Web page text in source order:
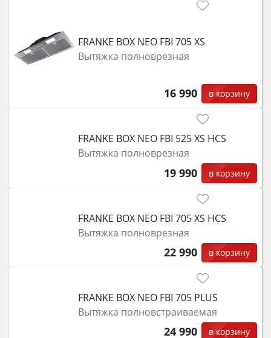
FRANKE BOX NEO FBI 705 XS
Вытяжка полноврезная
16 990 в корзину
FRANKE BOX NEO FBI 525 XS HCS
Вытяжка полноврезная
19 990 в корзину
FRANKE BOX NEO FBI 705 XS HCS
Вытяжка полноврезная
22 990 в корзину
FRANKE BOX NEO FBI 705 PLUS
Вытяжка полновстраиваемая
24 990 в корзину